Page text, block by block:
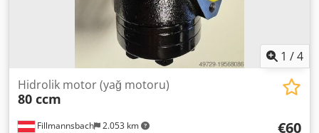
1 /4
Fillmannsbach 2.053 km
Hidrolik motor (yağ motoru)
80 ccm
€60